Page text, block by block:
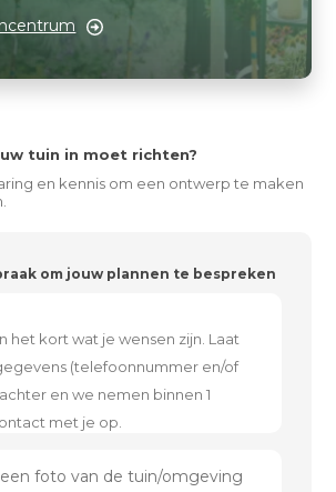
tuin in moet richten?
en kennis om een ontwerp te maken
om jouw plannen te bespreken
een foto van de tuin/omgeving